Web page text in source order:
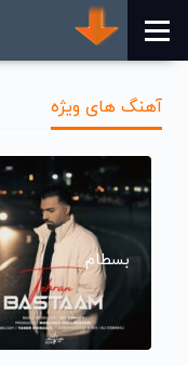
آهنگ های ویژه
بسطام